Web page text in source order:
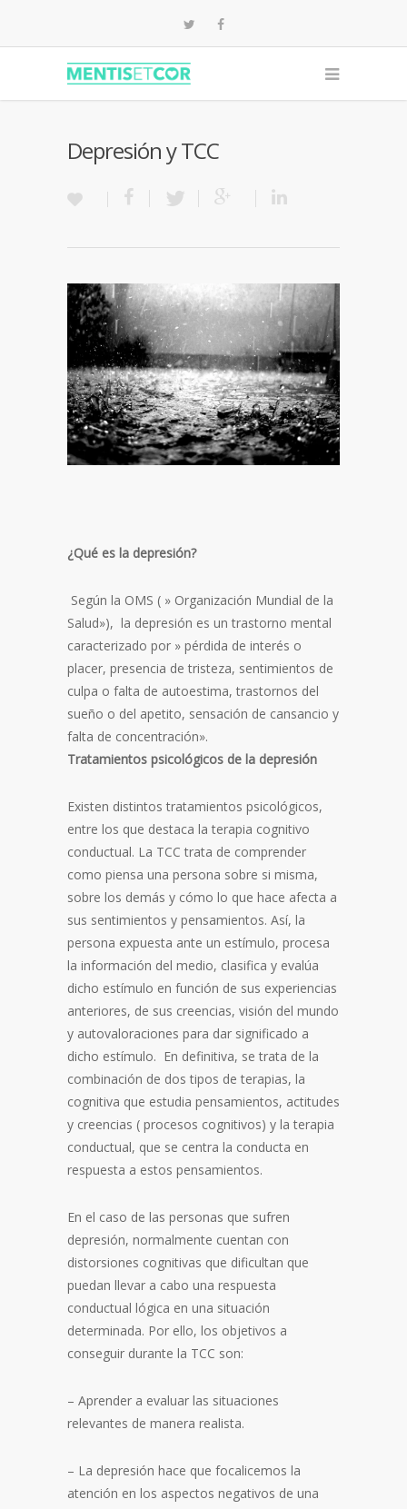
Depresión y TCC
¿Qué es la depresión?
Según la OMS ( » Organización Mundial de la
Salud»), la depresión es un trastorno mental
caracterizado por » pérdida de interés o
placer, presencia de tristeza, sentimientos de
culpa o falta de autoestima, trastornos del
sueño o del apetito, sensación de cansancio y
falta de concentración».
Tratamientos psicológicos de la depresión
Existen distintos tratamientos psicológicos,
entre los que destaca la terapia cognitivo
conductual. La TCC trata de comprender
como piensa una persona sobre si misma,
sobre los demás y cómo lo que hace afecta a
sus sentimientos y pensamientos. Así, la
persona expuesta ante un estímulo, procesa
la información del medio, clasifica y evalúa
dicho estímulo en función de sus experiencias
anteriores, de sus creencias, visión del mundo
y autovaloraciones para dar significado a
dicho estímulo. En definitiva, se trata de la
combinación de dos tipos de terapias, la
cognitiva que estudia pensamientos, actitudes
y creencias ( procesos cognitivos) y la terapia
conductual, que se centra la conducta en
respuesta a estos pensamientos.
En el caso de las personas que sufren
depresión, normalmente cuentan con
distorsiones cognitivas que dificultan que
puedan llevar a cabo una respuesta
conductual lógica en una situación
determinada. Por ello, los objetivos a
conseguir durante la TCC son:
– Aprender a evaluar las situaciones
relevantes de manera realista.
– La depresión hace que focalicemos la
atención en los aspectos negativos de una